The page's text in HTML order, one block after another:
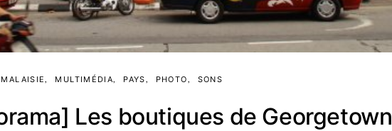
MALAISIE MULTIMÉDIA PAYS PHOTO SONS
Les boutiques de Georgetown